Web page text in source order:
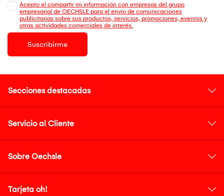
Acepto el compartir mi información con empresas del grupo
empresarial de OECHSLE para el envío de comunicaciones
publicitarias sobre sus productos, servicios, promociones, eventos y
otras actividades comerciales de interés.
Suscribirme
Secciones destacadas
Servicio al Cliente
Sobre Oechsle
Tarjeta oh!